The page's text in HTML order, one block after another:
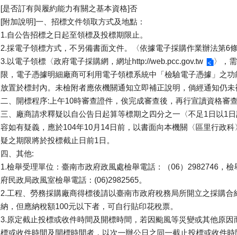
[是否訂有與履約能力有關之基本資格]否
[附加說明]一、招標文件領取方式及地點：
1.自公告招標之日起至領標及投標期限止。
2.採電子領標方式，不另備書面文件。〈依據電子採購作業辦法第6
3.以電子領標〈政府電子採購網，網址http://web.pcc.gov.tw
〉，
限，電子憑據明細廠商可利用電子領標系統中「檢驗電子憑據」之
放置於標封內。未檢附者應依機關通知立即補正說明，倘經通知仍
二、開標程序:上午10時審查證件，俟完成審查後，再行宣讀資格審
三、廠商請求釋疑以自公告日起算等標期之四分之一〈不足1日以1
容如有疑義，應於104年10月14日前，以書面向本機關〈區里行政
疑之期限將於投標截止日前1日。
四、其他:
1.檢舉受理單位：臺南市政府政風處檢舉電話：（06）2982746，
府民政局政風室檢舉電話：(06)2982565。
2.工程、勞務採購廠商得標後請以臺南市政府稅務局所開立之採購
納，但應納稅額100元以下者，可自行貼印花稅票。
3.原定截止投標或收件時間及開標時間，若因颱風等災變或其他原
標或收件時間及開標時間者，以次一辦公日之同一截止投標或收件